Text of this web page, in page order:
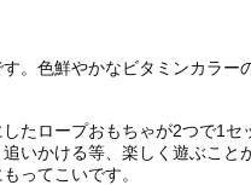
。色鮮やかなビタミンカラ
たロープおもちゃが2つで1
いかける等、楽しく遊ぶこと
ってこいです。